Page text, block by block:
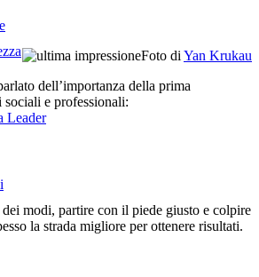
Leader
Foto di Yan Krukau
dell’importanza della prima
sociali e professionali:
modi, partire con il piede giusto e colpire
la strada migliore per ottenere risultati.